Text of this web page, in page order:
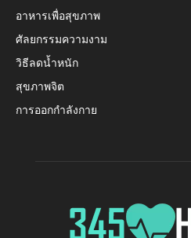
อาหารเพื่อสุขภาพ
ศัลยกรรมความงาม
วิธีลดน้ำหนัก
สุขภาพจิต
การออกกำลังกาย